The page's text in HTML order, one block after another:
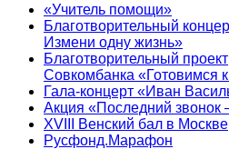
«Учитель помощи»
Благотворительный
Измени одну жизнь»
Благотворительный проект
Совкомбанка «Готовимся
Гала-концерт «Иван
Акция «Последний звонок
XVIII Венский бал в Москве
Русфонд.Марафон